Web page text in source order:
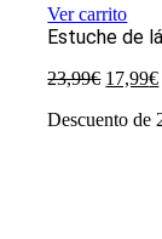
Ver carrito
Estuche de
23,99€ El
original
17,99€
Descuento de